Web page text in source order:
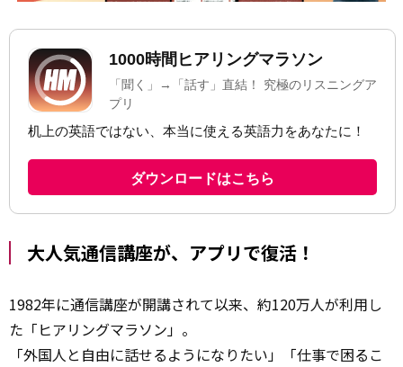
大人気通信講座が、アプリで復活！
1982年に通信講座が開講されて以来、約120万人が利用し
た「ヒアリングマラソン」。
「外国人と自由に話せるようになりたい」「仕事で困るこ